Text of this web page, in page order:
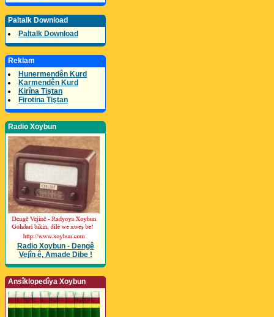
Paltalk Download
Paltalk Download
Reklam
Hunermendên Kurd
Karmendên Kurd
Kirîna Tiştan
Firotina Tiştan
Radio Xoybun
Radio Xoybun - Dengê
Vejîn ê, Amade Dibe !
Ansîklopedîya Xoybun